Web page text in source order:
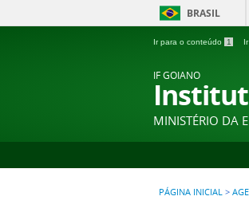
BRASIL
Ir para o conteúdo 1
IF GOIANO
MINISTÉRIO DA
PÁGINA INICIAL >